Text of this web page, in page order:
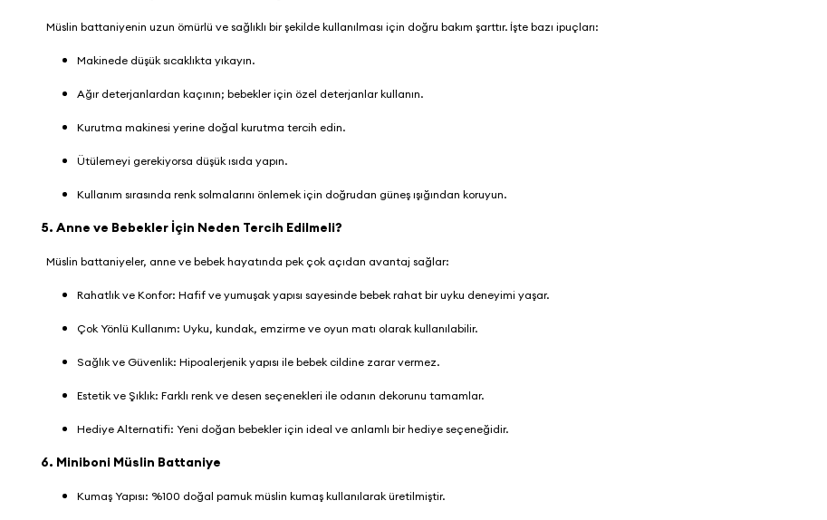
Müslin battaniyenin uzun ömürlü ve sağlıklı bir şekilde kullanılması için doğru bakım şarttır. İşte bazı ipuçları:
Makinede düşük sıcaklıkta yıkayın.
Ağır deterjanlardan kaçının; bebekler için özel deterjanlar kullanın.
Kurutma makinesi yerine doğal kurutma tercih edin.
Ütülemeyi gerekiyorsa düşük ısıda yapın.
Kullanım sırasında renk solmalarını önlemek için doğrudan güneş ışığından koruyun.
5. Anne ve Bebekler İçin Neden Tercih Edilmeli?
Müslin battaniyeler, anne ve bebek hayatında pek çok açıdan avantaj sağlar:
Rahatlık ve Konfor: Hafif ve yumuşak yapısı sayesinde bebek rahat bir uyku deneyimi yaşar.
Çok Yönlü Kullanım: Uyku, kundak, emzirme ve oyun matı olarak kullanılabilir.
Sağlık ve Güvenlik: Hipoalerjenik yapısı ile bebek cildine zarar vermez.
Estetik ve Şıklık: Farklı renk ve desen seçenekleri ile odanın dekorunu tamamlar.
Hediye Alternatifi: Yeni doğan bebekler için ideal ve anlamlı bir hediye seçeneğidir.
6. Miniboni Müslin Battaniye
Kumaş Yapısı: %100 doğal pamuk müslin kumaş kullanılarak üretilmiştir.